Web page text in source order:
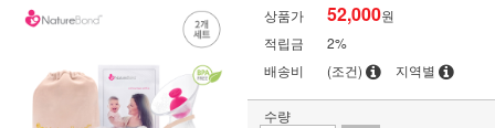
상품가 52,000원
적립금
2%
배송비
(조건) 지역별
수량